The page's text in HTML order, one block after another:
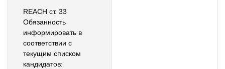
REACH ст. 33
Обязанность
информировать в
соответствии с
текущим списком
кандидатов: